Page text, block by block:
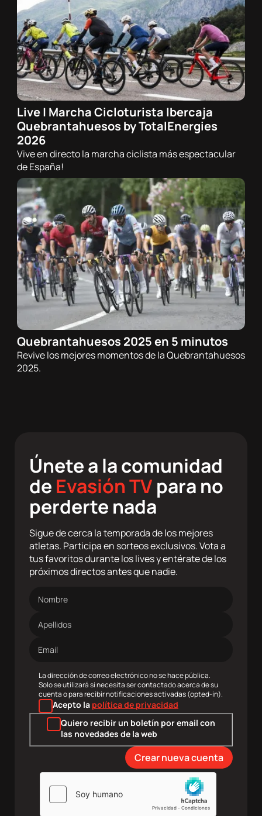
20/06/2026 - 00:00h
Ciclismo de carretera
Live | Marcha Cicloturista Ibercaja
Quebrantahuesos by TotalEnergies
2026
Vive en directo la marcha ciclista más espectacular
de España!
23/06/2025 - 20:00h
Ciclismo de carretera
Quebrantahuesos 2025 en 5 minutos
Revive los mejores momentos de la Quebrantahuesos
2025.
Únete a la comunidad
de Evasión TVpara no
perderte nada
Sigue de cerca la temporada de los mejores
atletas. Participa en sorteos exclusivos. Vota a
tus favoritos durante los lives y entérate de los
próximos directos antes que nadie.
de
electrónico
La dirección de correo electrónico no se hace pública.
Solo se utilizará si necesita ser contactado acerca de su
cuenta o para recibir notificaciones activadas (opted-in).
Acepto la política de privacidad
Quiero recibir un boletín por email con
las novedades de la web